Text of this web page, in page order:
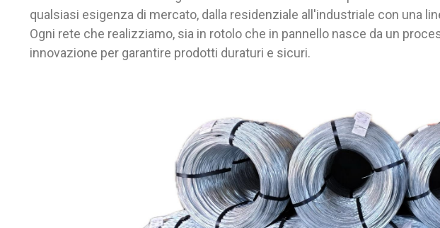
qualsiasi esigenza di mercato, dalla residenziale all'industriale con una
Ogni rete che realizziamo, sia in rotolo che in pannello nasce da un
innovazione per garantire prodotti duraturi e sicuri.